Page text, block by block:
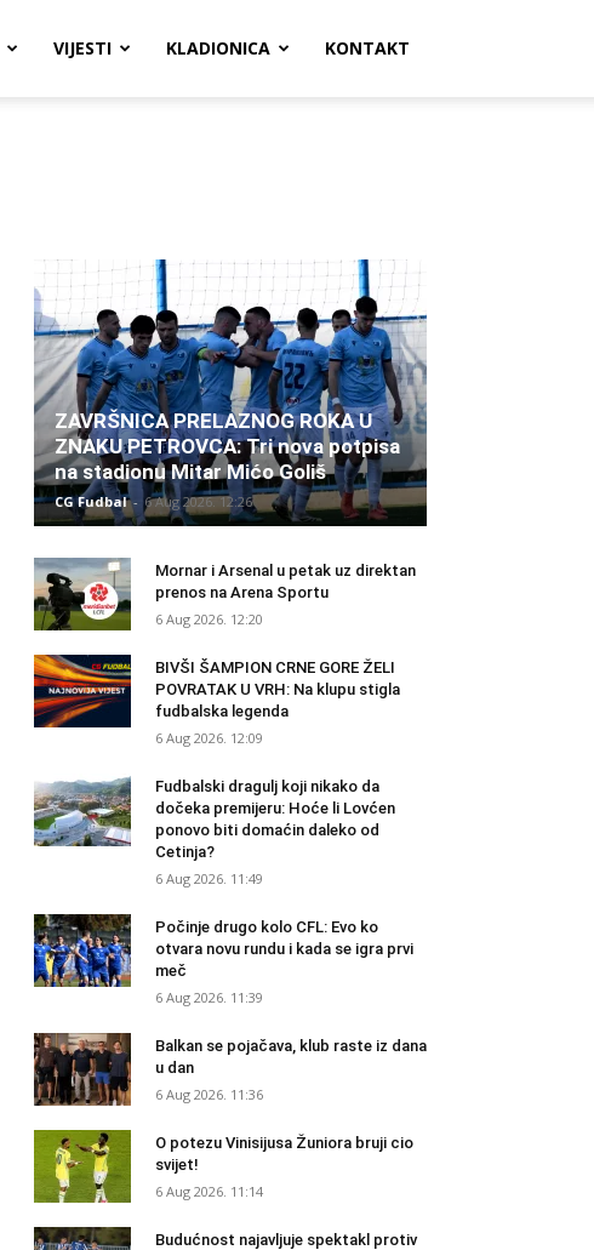
VIJESTI KLADIONICA KONTAKT
ZAVRŠNICA PRELAZNOG ROKA U
ZNAKU PETROVCA: Tri nova potpisa
na stadionu Mitar Mićo Goliš
CG Fudbal - 6 Aug 2026. 12:26
Mornar i Arsenal u petak uz direktan
prenos na Arena Sportu
6 Aug 2026. 12:20
BIVŠI ŠAMPION CRNE GORE ŽELI
POVRATAK U VRH: Na klupu stigla
fudbalska legenda
6 Aug 2026. 12:09
Fudbalski dragulj koji nikako da
dočeka premijeru: Hoće li Lovćen
ponovo biti domaćin daleko od
Cetinja?
6 Aug 2026. 11:49
Počinje drugo kolo CFL: Evo ko
otvara novu rundu i kada se igra prvi
meč
6 Aug 2026. 11:39
Balkan se pojačava, klub raste iz dana
u dan
6 Aug 2026. 11:36
O potezu Vinisijusa Žuniora bruji cio
svijet!
6 Aug 2026. 11:14
Budućnost najavljuje spektakl protiv